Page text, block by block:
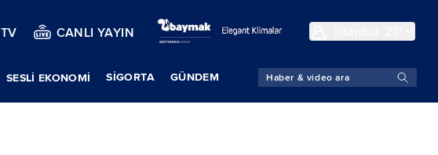
TV CANLI YAYIN
SESLİ EKONOMİ SIGORTA GÜNDEM